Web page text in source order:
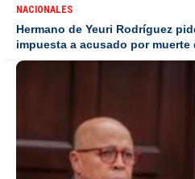
NACIONALES
Hermano de Yeuri Rodríguez
impuesta a acusado por